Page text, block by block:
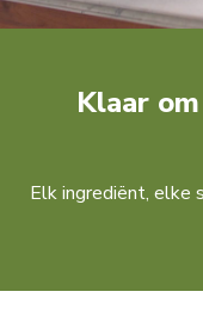
Klaar
Elk ingrediënt, elke